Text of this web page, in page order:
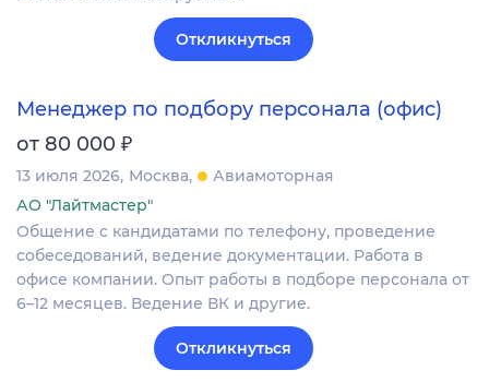
Откликнуться
Менеджер по подбору персонала (офис)
от 80 000 ₽
13 июля 2026 Москва
Авиамоторная
АО "Лайтмастер"
Общение с кандидатами по телефону, проведение
собеседований, ведение документации. Работа в
офисе компании. Опыт работы в подборе персонала от
6–12 месяцев. Ведение ВК и другие.
Откликнуться